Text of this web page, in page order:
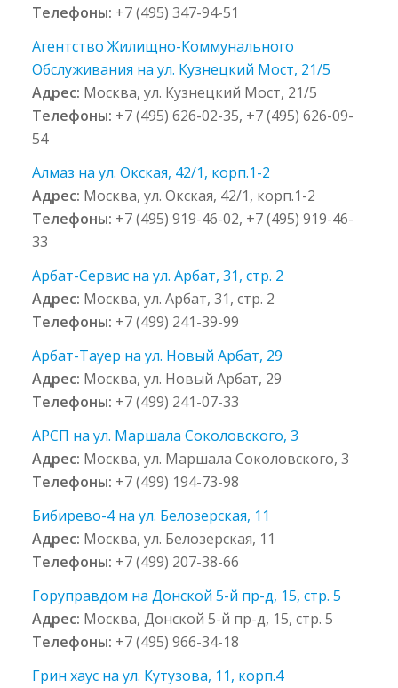
Телефоны: +7 (495) 347-94-51
Агентство Жилищно-Коммунального
Обслуживания на ул. Кузнецкий Мост, 21/5
Адрес: Москва, ул. Кузнецкий Мост, 21/5
Телефоны: +7 (495) 626-02-35, +7 (495) 626-09-
54
Алмаз на ул. Окская, 42/1, корп.1-2
Адрес: Москва, ул. Окская, 42/1, корп.1-2
Телефоны: +7 (495) 919-46-02, +7 (495) 919-46-
33
Арбат-Сервис на ул. Арбат, 31, стр. 2
Адрес: Москва, ул. Арбат, 31, стр. 2
Телефоны: +7 (499) 241-39-99
Арбат-Тауер на ул. Новый Арбат, 29
Адрес: Москва, ул. Новый Арбат, 29
Телефоны: +7 (499) 241-07-33
АРСП на ул. Маршала Соколовского, 3
Адрес: Москва, ул. Маршала Соколовского, 3
Телефоны: +7 (499) 194-73-98
Бибирево-4 на ул. Белозерская, 11
Адрес: Москва, ул. Белозерская, 11
Телефоны: +7 (499) 207-38-66
Горуправдом на Донской 5-й пр-д, 15, стр. 5
Адрес: Москва, Донской 5-й пр-д, 15, стр. 5
Телефоны: +7 (495) 966-34-18
Грин хаус на ул. Кутузова, 11, корп.4